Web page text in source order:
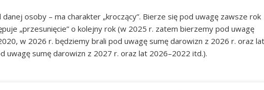
osoby – ma charakter „kroczący”. Bierze się pod uwagę zawsze rok
„przesunięcie” o kolejny rok (w 2025 r. zatem bierzemy pod uwagę
w 2026 r. będziemy brali pod uwagę sumę darowizn z 2026 r. oraz lat
uwagę sumę darowizn z 2027 r. oraz lat 2026–2022 itd.).